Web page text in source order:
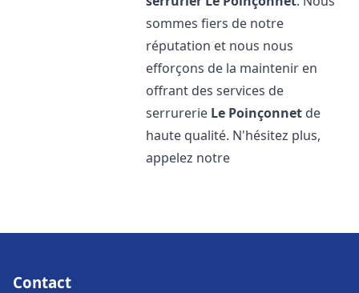
sommes fiers de notre
réputation et nous nous
efforçons de la maintenir en
offrant des services de
serrurerie Le Poinçonnet de
haute qualité. N'hésitez plus,
appelez notre
Contact